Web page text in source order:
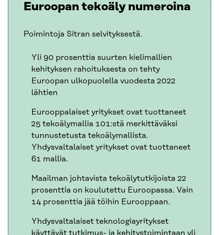
Euroopan tekoäly numeroina
Poimintoja Sitran selvityksestä.
Yli 90 prosenttia suurten kielimallien
kehityksen rahoituksesta on tehty
Euroopan ulkopuolella vuodesta 2022
lähtien
Eurooppalaiset yritykset ovat tuottaneet
25 tekoälymallia 101:stä merkittäväksi
tunnustetusta tekoälymallista.
Yhdysvaltalaiset yritykset ovat tuottaneet
61 mallia.
Maailman johtavista tekoälytutkijoista 22
prosenttia on koulutettu Euroopassa. Vain
14 prosenttia jää töihin Eurooppaan.
Yhdysvaltalaiset teknologiayritykset
käyttävät tutkimus- ja kehitystoimintaan yli